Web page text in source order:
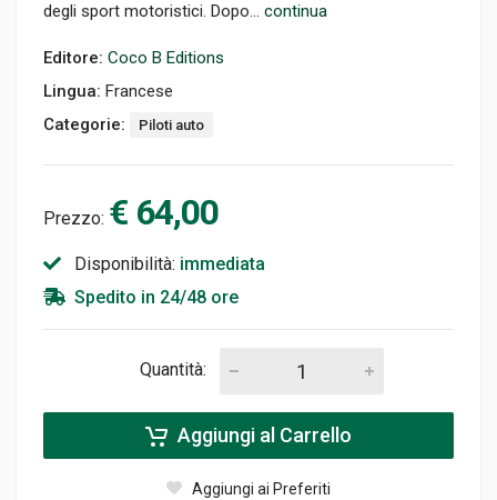
degli sport motoristici. Dopo... continua
Editore: Coco B Editions
Lingua: Francese
Categorie:
Piloti auto
Prezzo: € 64,00
Disponibilità: immediata
Spedito in 24/48 ore
Quantità:
Aggiungi al Carrello
Aggiungi ai Preferiti